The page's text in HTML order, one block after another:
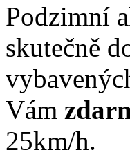
Podzimní
skutečně
Vám
25km/h.